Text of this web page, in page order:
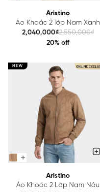
Aristino
Áo Khoác 2 lớp Nam Xanh
Rêu Aristino Regular Fit
AJK606EDP01
2,040,000₫2,550,000₫
20% off
NEW
Aristino
Áo Khoác 2 Lớp Nam Nâu